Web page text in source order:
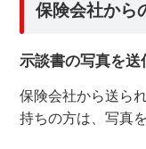
保険会社から
示談書の写真を送
保険会社から送ら
持ちの方は、写真